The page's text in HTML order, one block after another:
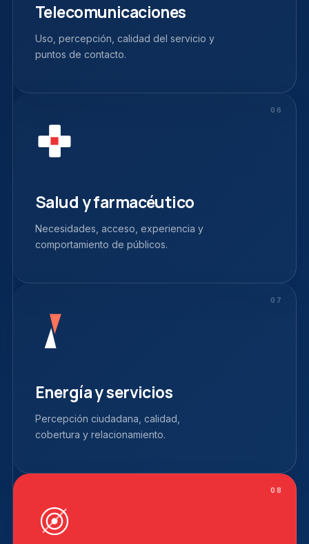
Telecomunicaciones
Uso, percepción, calidad del servicio y
puntos de contacto.
06
Salud y farmacéutico
Necesidades, acceso, experiencia y
comportamiento de públicos.
07
Energía y servicios
Percepción ciudadana, calidad,
cobertura y relacionamiento.
08